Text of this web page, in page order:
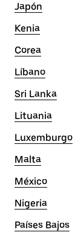
Japón
Kenia
Corea
Líbano
Sri Lanka
Lituania
Luxemburgo
Malta
México
Nigeria
Países Bajos